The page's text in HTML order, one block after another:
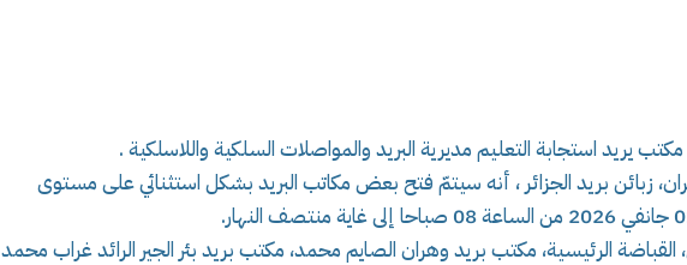
زبائن بريد الجزائر ، أنه سيتمّ فتح بعض مكاتب البريد بشكل استثنائي على مستوى
القباضة الرئيسية، مكتب بريد وهران الصايم محمد، مكتب بريد بئر الجير الرائد غراب محمد